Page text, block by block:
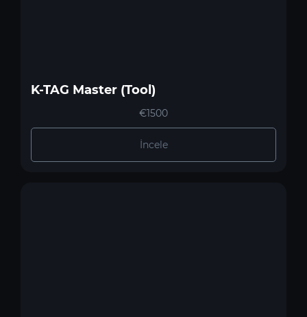
K-TAG Master (Tool)
€1500
İncele